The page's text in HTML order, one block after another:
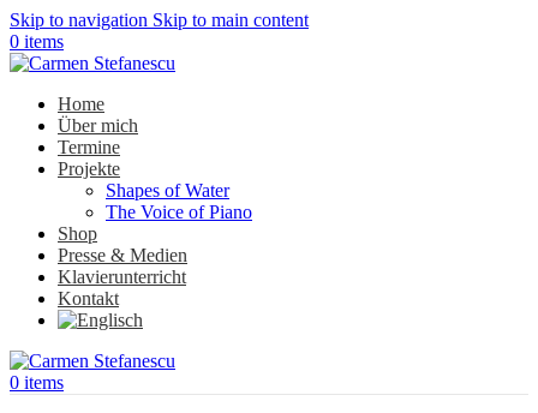
Skip to navigation Skip to main content
0 items
Home
Über mich
Termine
Projekte
Shapes of Water
The Voice of Piano
Shop
Presse & Medien
Klavierunterricht
Kontakt
0 items